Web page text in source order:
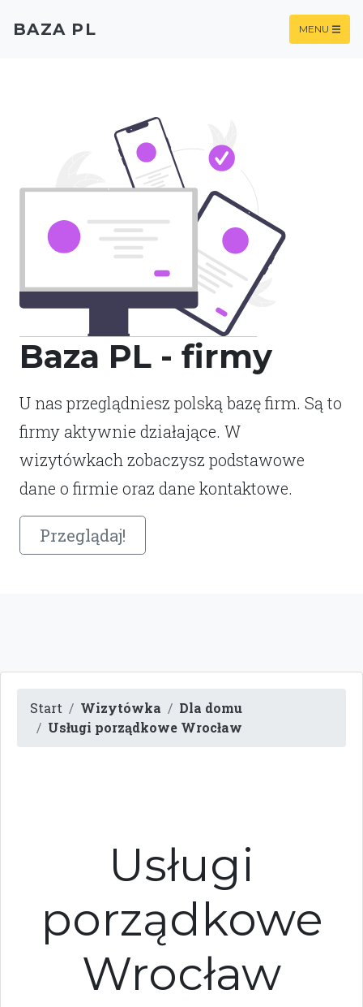
Baza PL - firmy
U nas przeglądniesz polską bazę firm. Są to
firmy aktywnie działające. W
wizytówkach zobaczysz podstawowe
dane o firmie oraz dane kontaktowe.
Przeglądaj!
BAZA PL MENU
Start Wizytówka
Dla domu
Usługi porządkowe Wrocław
Usługi
porządkowe
Wrocław